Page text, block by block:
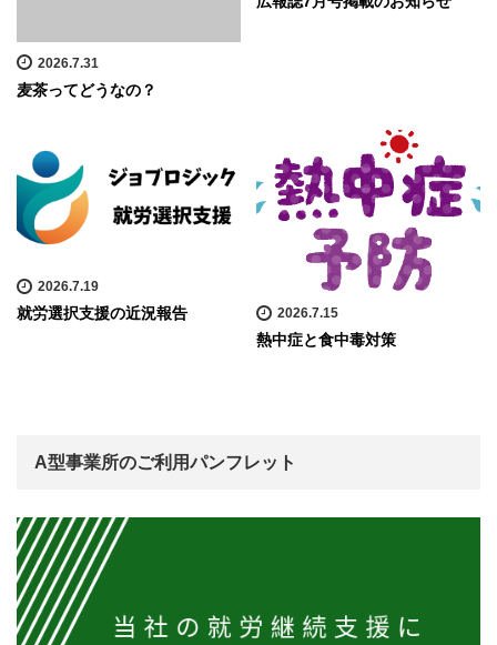
2026.7.31
麦茶ってどうなの？
2026.7.19
就労選択支援の近況報告 2026.7.15
熱中症と食中毒対策
A型事業所のご利用パンフレット